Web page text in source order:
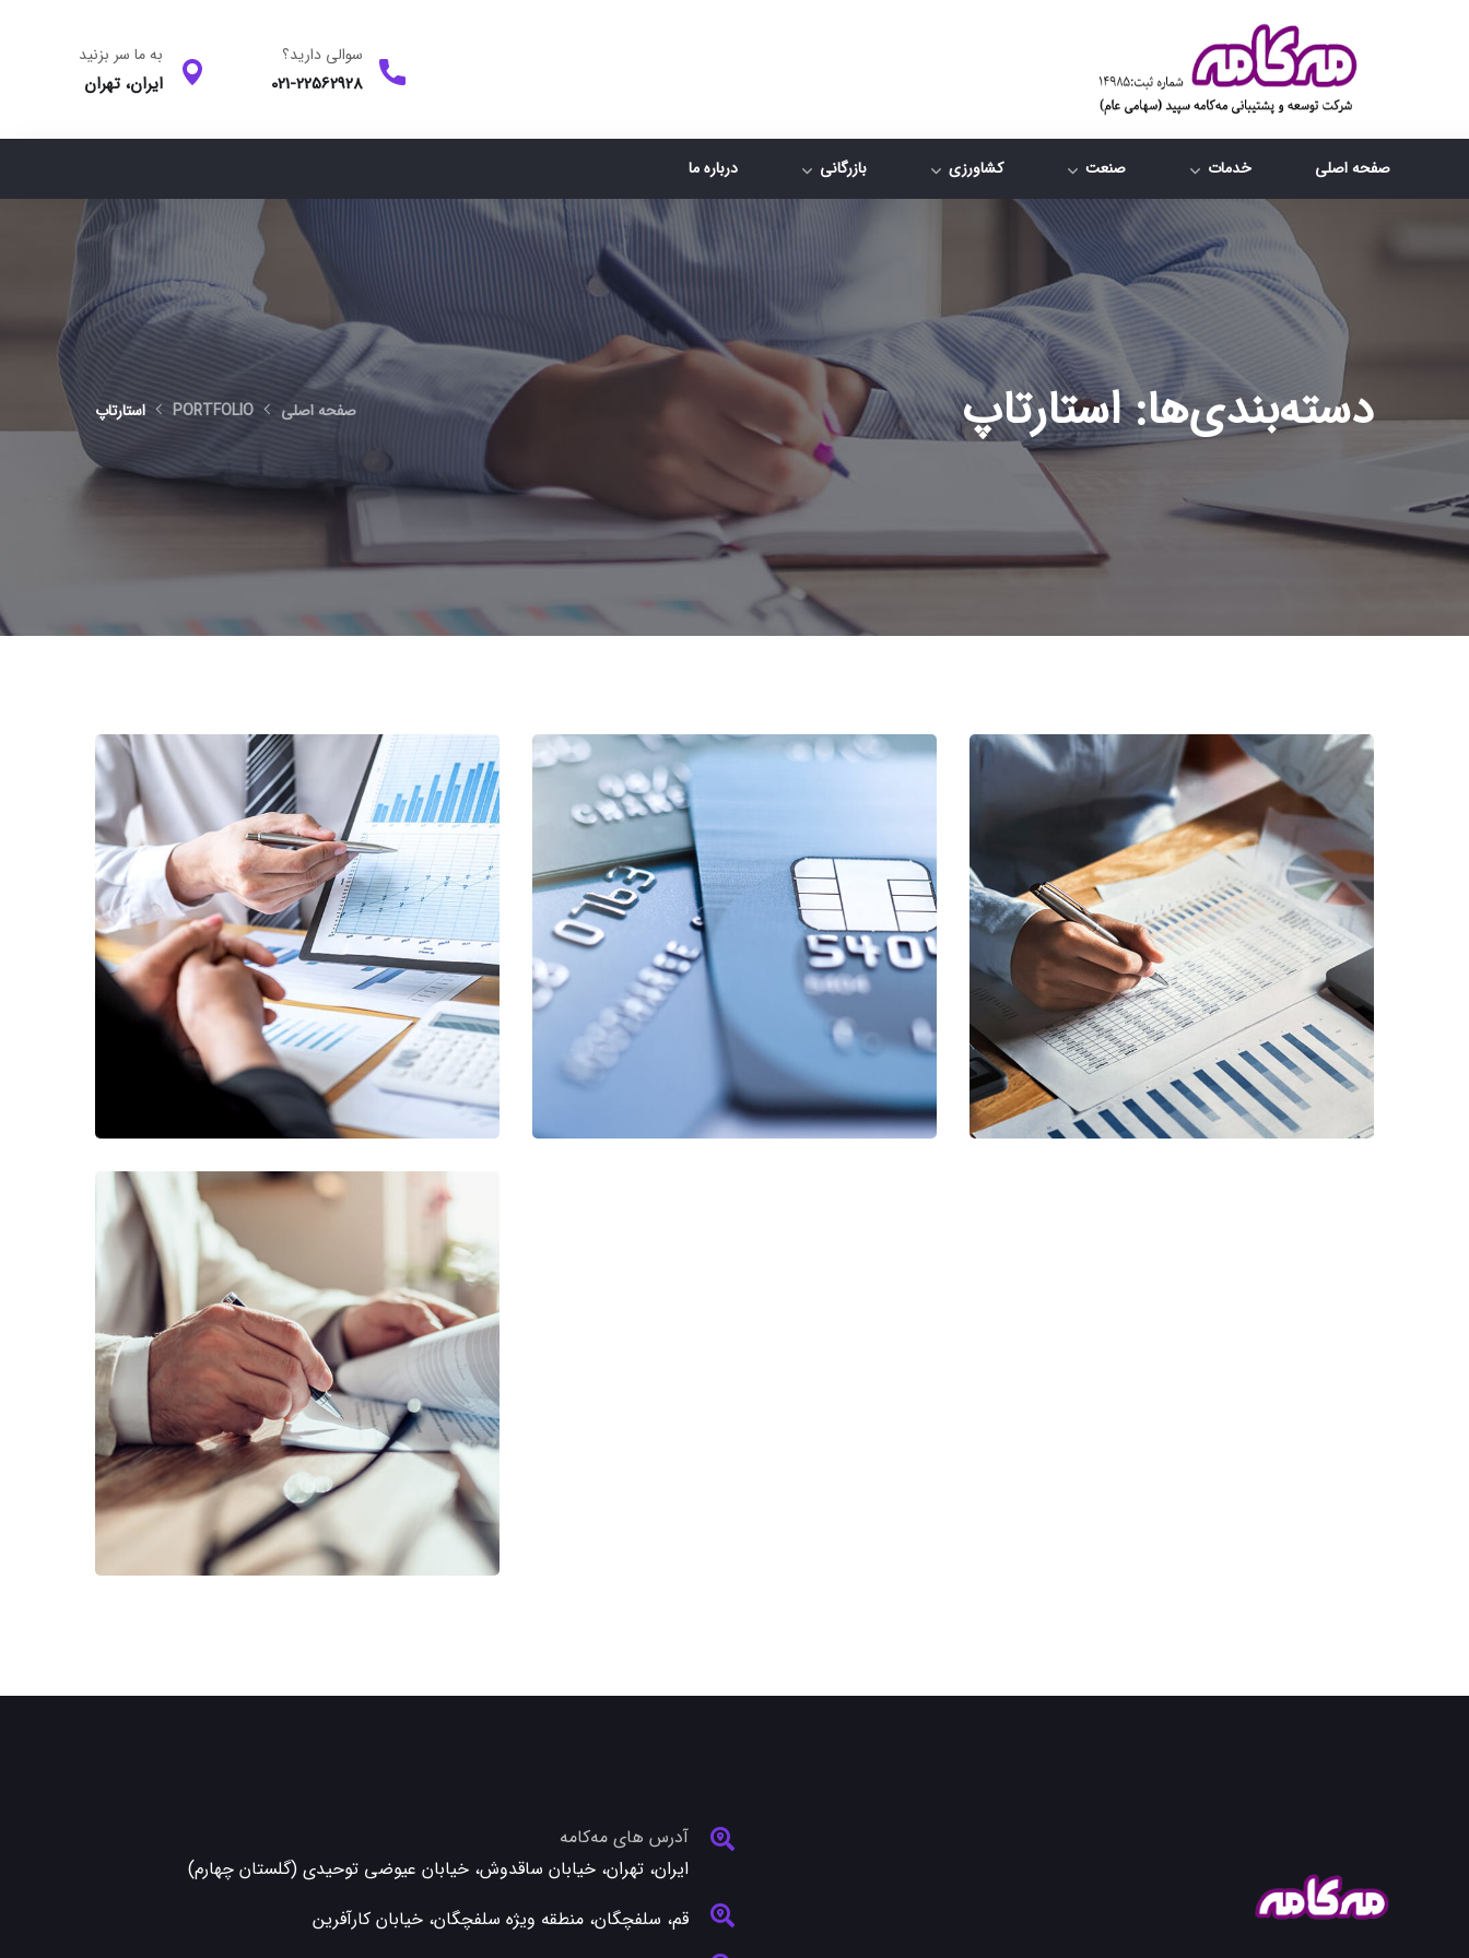
سوالی دارید؟
021-22562928
به ما سر بزنید
ایران، تهران
صفحه اصلی خدمات صنعت کشاورزی بازرگانی درباره ما
دسته‌بندی‌ها:استارتاپ صفحه اصلی PORTFOLIO استارتاپ
تجزیه و تحلیل داده
استارتاپ/استراتژی
مدیریت صندوق
استارتاپ سرمایه گذاری
امور مالی بیمه
استارتاپ/سرمایه گذاری
برنامه ریزی تجاری
استارتاپ/بیزینس
آدرس های مه‌کامه
ایران، تهران، خیابان ساقدوش، خیابان عیوضی توحیدی (گلستان چهارم)
قم، سلفچگان، منطقه ویژه سلفچگان، خیابان کارآفرین